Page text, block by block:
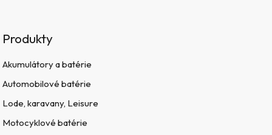
Produkty
Akumulátory a batérie
Automobilové batérie
Lode, karavany, Leisure
Motocyklové batérie